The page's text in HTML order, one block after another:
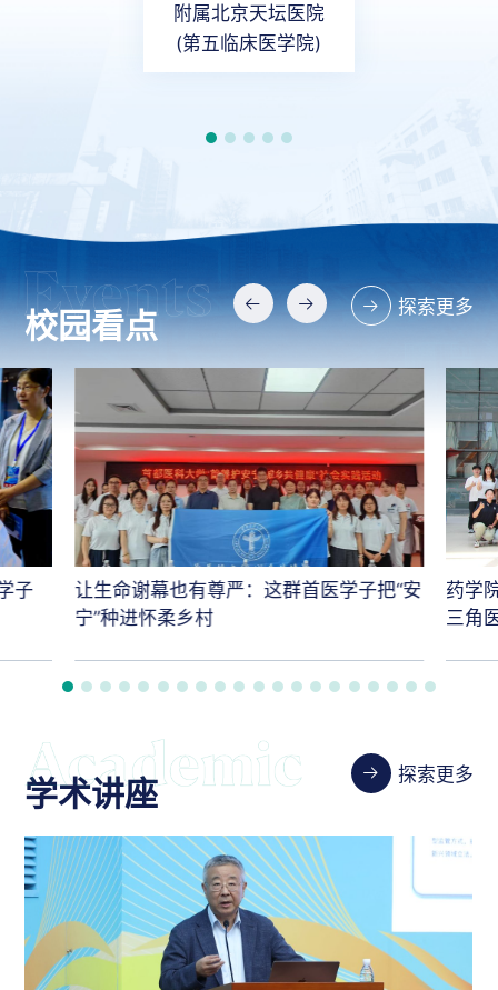
附属北京天坛医院
(第五临床医学院)
校园看点 探索更多
子
让生命谢幕也有尊严：这群首医学子把“安
宁”种进怀柔乡村
药学
三角
学术讲座 探索更多